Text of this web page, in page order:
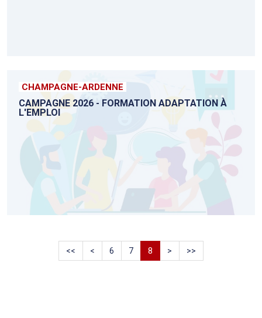
CHAMPAGNE-ARDENNE
CAMPAGNE 2026 - FORMATION ADAPTATION À
L'EMPLOI
<< < 6 7 8 > >>